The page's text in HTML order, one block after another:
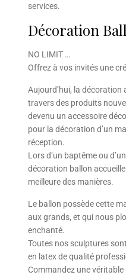
services.
Décoration
NO LIMIT …
Offrez à vos invités une
Aujourd’hui, la décoration
travers des produits
devenu un accessoire
pour la décoration d’un
réception.
Lors d’un baptême ou
décoration ballon
meilleure des manières.
Le ballon possède cette
aux grands, et qui nous
enchanté.
Toutes nos sculptures
en latex de qualité
Commandez une